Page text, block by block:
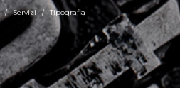
/ Servizi / Tipografia